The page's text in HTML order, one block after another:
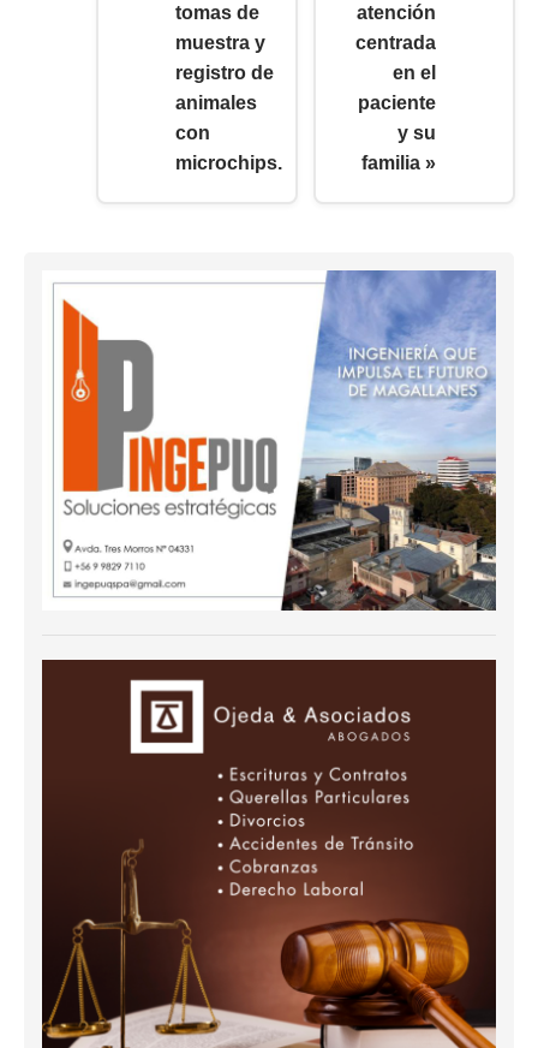
tomas de
muestra y
registro de
animales
con
microchips.
atención
centrada
en el
paciente
y su
familia »